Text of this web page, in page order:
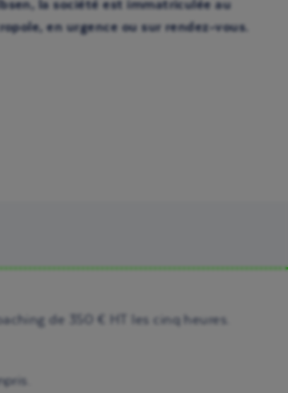
la société est immatriculée au
en urgence ou sur rendez-vous.
de 350 € HT les cinq heures.